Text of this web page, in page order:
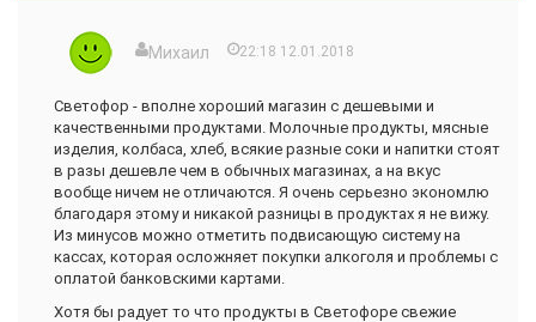
второго грузчика взяла своего сына тоже очень пьющего и
к тому же наркомана в прошлом сидевшего на зоне.Вот так
теперь и работают за директора все выполняет товаровед
месте выполняет другой грузчик только он почему то и
работает в двойне и смены не пропускает а зарплату
получает меньше чем сынок директора! может кто знает
как позвонить генеральным директорам чтоб наконец то
навели порядок!!!!
Михаил 22:18 12.01.2018
Светофор - вполне хороший магазин с дешевыми и
качественными продуктами. Молочные продукты, мясные
изделия, колбаса, хлеб, всякие разные соки и напитки стоят
в разы дешевле чем в обычных магазинах, а на вкус
вообще ничем не отличаются. Я очень серьезно экономлю
благодаря этому и никакой разницы в продуктах я не вижу.
Из минусов можно отметить подвисающую систему на
кассах, которая осложняет покупки алкоголя и проблемы с
оплатой банковскими картами.
Хотя бы радует то что продукты в Светофоре свежие